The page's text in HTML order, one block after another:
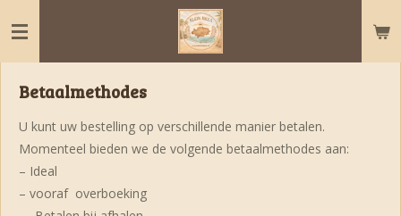
direct
naar
deBetaalmethodes
U kunt uw bestelling op verschillende manier betalen.
Momenteel bieden we de volgende betaalmethodes aan:
– Ideal
– vooraf overboeking